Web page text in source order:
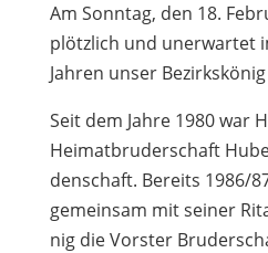
Am Sonn­tag, den 18.
plötz­lich und uner­war­tet
Jah­ren unser
Seit dem Jahre 1980 war
Hei­mat­bru­der­schaft
den­schaft. Bereits 1986/
gemein­sam mit sei­ner
nig die Vors­ter